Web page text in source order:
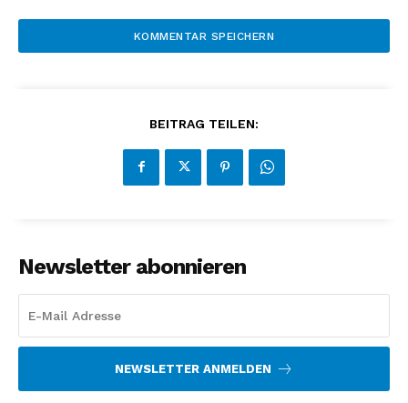
BEITRAG TEILEN:
Newsletter abonnieren
NEWSLETTER ANMELDEN